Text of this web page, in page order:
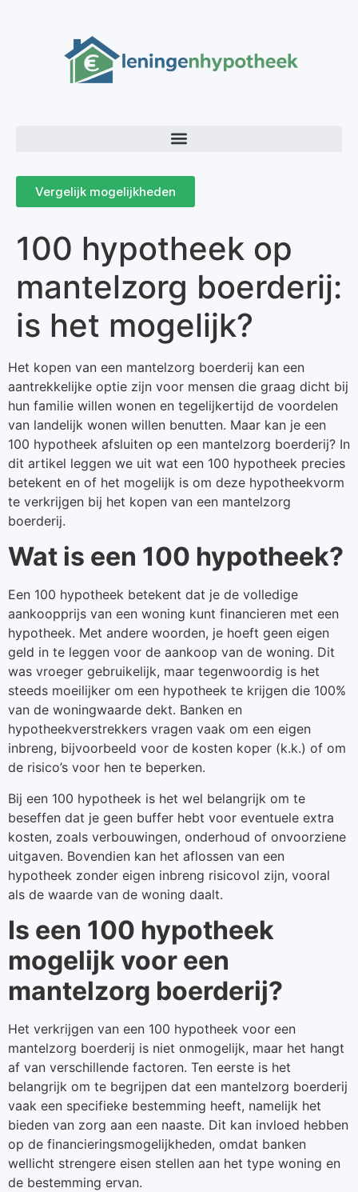
Vergelijk mogelijkheden
100 hypotheek op
mantelzorg boerderij:
is het mogelijk?
Het kopen van een mantelzorg boerderij kan een
aantrekkelijke optie zijn voor mensen die graag dicht bij
hun familie willen wonen en tegelijkertijd de voordelen
van landelijk wonen willen benutten. Maar kan je een
100 hypotheek afsluiten op een mantelzorg boerderij? In
dit artikel leggen we uit wat een 100 hypotheek precies
betekent en of het mogelijk is om deze hypotheekvorm
te verkrijgen bij het kopen van een mantelzorg
boerderij.
Wat is een 100 hypotheek?
Een 100 hypotheek betekent dat je de volledige
aankoopprijs van een woning kunt financieren met een
hypotheek. Met andere woorden, je hoeft geen eigen
geld in te leggen voor de aankoop van de woning. Dit
was vroeger gebruikelijk, maar tegenwoordig is het
steeds moeilijker om een hypotheek te krijgen die 100%
van de woningwaarde dekt. Banken en
hypotheekverstrekkers vragen vaak om een eigen
inbreng, bijvoorbeeld voor de kosten koper (k.k.) of om
de risico’s voor hen te beperken.
Bij een 100 hypotheek is het wel belangrijk om te
beseffen dat je geen buffer hebt voor eventuele extra
kosten, zoals verbouwingen, onderhoud of onvoorziene
uitgaven. Bovendien kan het aflossen van een
hypotheek zonder eigen inbreng risicovol zijn, vooral
als de waarde van de woning daalt.
Is een 100 hypotheek
mogelijk voor een
mantelzorg boerderij?
Het verkrijgen van een 100 hypotheek voor een
mantelzorg boerderij is niet onmogelijk, maar het hangt
af van verschillende factoren. Ten eerste is het
belangrijk om te begrijpen dat een mantelzorg boerderij
vaak een specifieke bestemming heeft, namelijk het
bieden van zorg aan een naaste. Dit kan invloed hebben
op de financieringsmogelijkheden, omdat banken
wellicht strengere eisen stellen aan het type woning en
de bestemming ervan.